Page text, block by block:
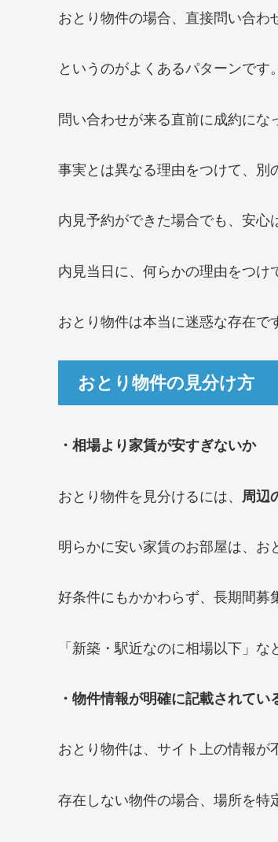
おとり物件の場合、直接問い合わ
というのがよくあるパターンです。
問い合わせが来る直前に成約にな
事実とは異なる理由をつけて、別
内見予約ができた場合でも、安心
内見当日に、何らかの理由をつけ
おとり物件は本当に迷惑な存在で
おとり物件の見分け方
・相場より家賃が安すぎないか
おとり物件を見分けるには、 周辺
明らかに安い家賃のお部屋は、お
好条件にもかかわらず、長期間募
「新築・駅近なのに相場以下」な
・物件情報が明確に記載されてい
おとり物件は、サイト上の情報が
存在しない物件の場合、場所を特